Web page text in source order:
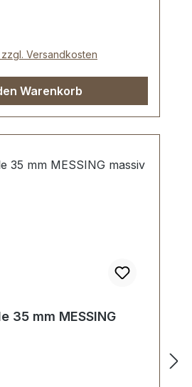
Versandkosten
Warenkorb
MESSING